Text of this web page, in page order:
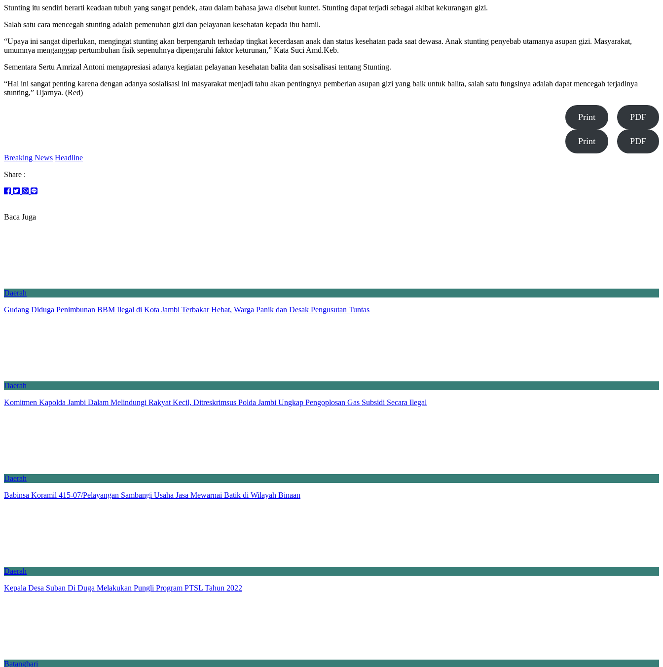
Stunting itu sendiri berarti keadaan tubuh yang sangat pendek, atau dalam bahasa jawa disebut kuntet. Stunting dapat terjadi sebagai akibat kekurangan gizi.
Salah satu cara mencegah stunting adalah pemenuhan gizi dan pelayanan kesehatan kepada ibu hamil.
“Upaya ini sangat diperlukan, mengingat stunting akan berpengaruh terhadap tingkat kecerdasan anak dan status kesehatan pada saat dewasa. Anak stunting penyebab utamanya asupan gizi. Masyarakat,
umumnya menganggap pertumbuhan fisik sepenuhnya dipengaruhi faktor keturunan,” Kata Suci Amd.Keb.
Sementara Sertu Amrizal Antoni mengapresiasi adanya kegiatan pelayanan kesehatan balita dan sosisalisasi tentang Stunting.
“Hal ini sangat penting karena dengan adanya sosialisasi ini masyarakat menjadi tahu akan pentingnya pemberian asupan gizi yang baik untuk balita, salah satu fungsinya adalah dapat mencegah terjadinya
stunting,” Ujarnya. (Red)
Print PDF
Print PDF
Breaking News Headline
Share :
Baca Juga
Daerah
Gudang Diduga Penimbunan BBM Ilegal di Kota Jambi Terbakar Hebat, Warga Panik dan Desak Pengusutan Tuntas
Daerah
Komitmen Kapolda Jambi Dalam Melindungi Rakyat Kecil, Ditreskrimsus Polda Jambi Ungkap Pengoplosan Gas Subsidi Secara Ilegal
Daerah
Babinsa Koramil 415-07/Pelayangan Sambangi Usaha Jasa Mewarnai Batik di Wilayah Binaan
Daerah
Kepala Desa Suban Di Duga Melakukan Pungli Program PTSL Tahun 2022
Batanghari